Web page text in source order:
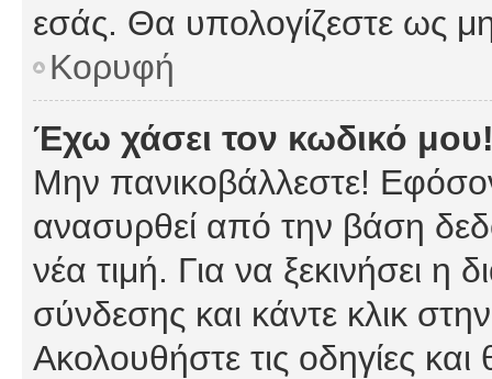
εσάς. Θα υπολογίζεστε ως
Κορυφή
Έχω χάσει τον κωδικό
Μην πανικοβάλλεστε!
ανασυρθεί από την βάση
νέα τιμή. Για να ξεκινήσει η
σύνδεσης και κάντε κλικ
Ακολουθήστε τις οδηγίες